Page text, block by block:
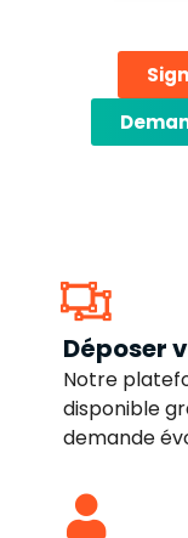
Déposer
Notre
disponible
demande